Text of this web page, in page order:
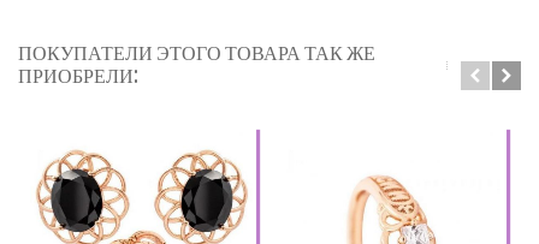
ПОКУПАТЕЛИ ЭТОГО ТОВАРА ТАК ЖЕ
ПРИОБРЕЛИ: